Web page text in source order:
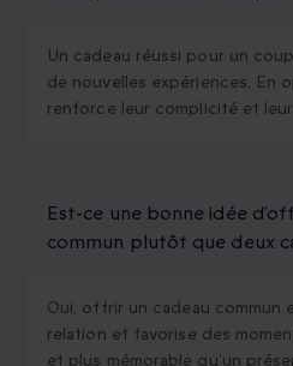
Un cadeau réussi pour un
de nouvelles expériences. En
renforce leur complicité et
Est-ce une bonne idée
commun plutôt que deux
Oui, offrir un cadeau
relation et favorise des
et plus mémorable qu’un